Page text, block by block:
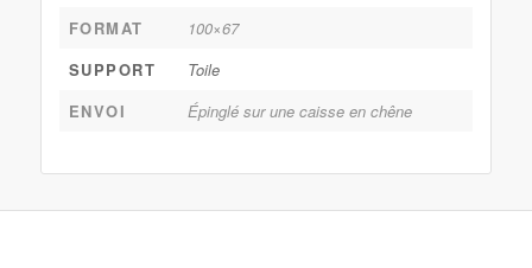
FORMAT
100×67
SUPPORT
Toile
ENVOI
Épinglé sur une caisse en chêne